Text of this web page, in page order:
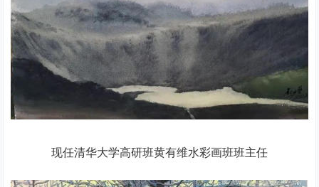
现任清华大学高研班黄有维水彩画班班主任